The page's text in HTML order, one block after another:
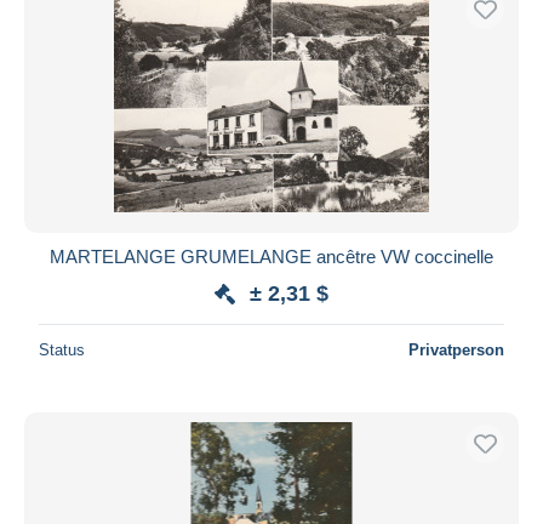
MARTELANGE GRUMELANGE ancêtre VW coccinelle
± 2,31 $
Status Privatperson